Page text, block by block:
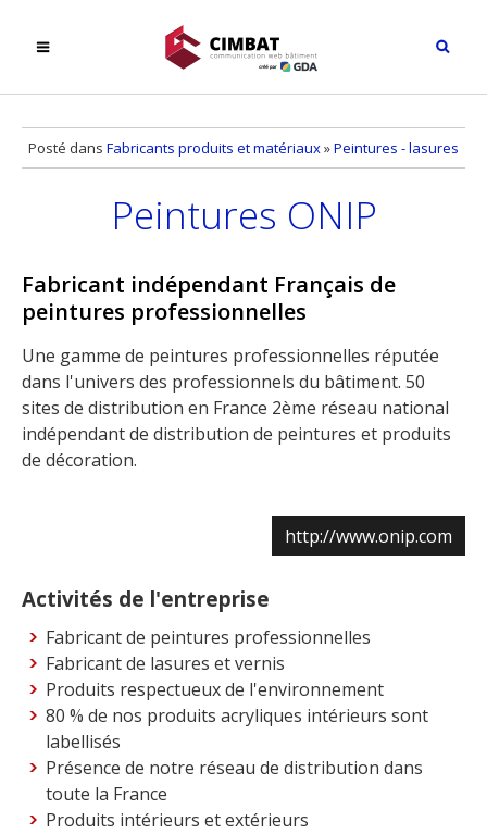
Posté dans Fabricants produits et matériaux»Peintures - lasures
Peintures ONIP
Fabricant indépendant Français de
peintures professionnelles
Une gamme de peintures professionnelles réputée
dans l'univers des professionnels du bâtiment. 50
sites de distribution en France 2ème réseau national
indépendant de distribution de peintures et produits
de décoration.
http://www.onip.com
Activités de l'entreprise
Fabricant de peintures professionnelles
Fabricant de lasures et vernis
Produits respectueux de l'environnement
80 % de nos produits acryliques intérieurs sont
labellisés
Présence de notre réseau de distribution dans
toute la France
Produits intérieurs et extérieurs